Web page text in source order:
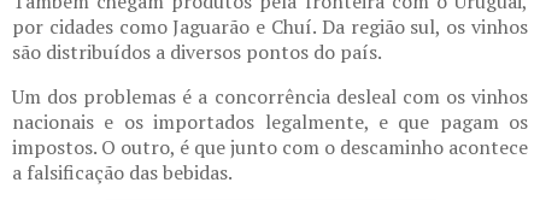
por cidades como Jaguarão e Chuí. Da região sul, os vinhos
são distribuídos a diversos pontos do país.
Um dos problemas é a concorrência desleal com os vinhos
nacionais e os importados legalmente, e que pagam os
impostos. O outro, é que junto com o descaminho acontece
a falsificação das bebidas.